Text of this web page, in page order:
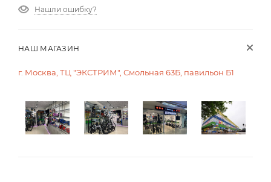
Нашли ошибку?
НАШ МАГАЗИН
г. Москва, ТЦ "ЭКСТРИМ", Смольная 63Б, павильон Б1